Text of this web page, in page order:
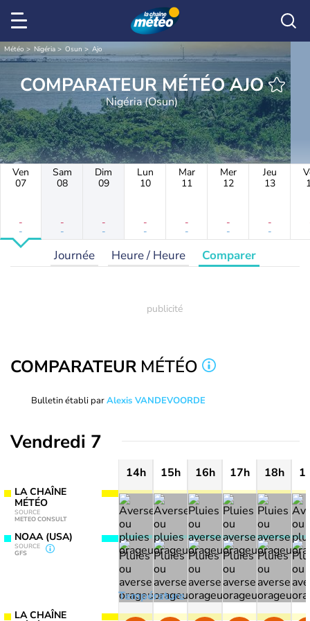
Météo Nigéria Osun Ajo
COMPARATEUR MÉTÉO AJO
Nigéria (Osun)
Ven
07
-
-
Sam
08
-
-
Dim
09
-
-
Lun
10
-
-
Mar
11
-
-
Mer
12
-
-
Jeu
13
-
-
Journée Heure / Heure Comparer
COMPARATEUR MÉTÉO
Bulletin établi parAlexis VANDEVOORDE
Vendredi 7
LA CHAÎNE
MÉTÉO
SOURCE
METEO CONSULT
NOAA (USA)
SOURCE
GFS
LA CHAÎNE
14h 15h 16h 17h 18h
Température